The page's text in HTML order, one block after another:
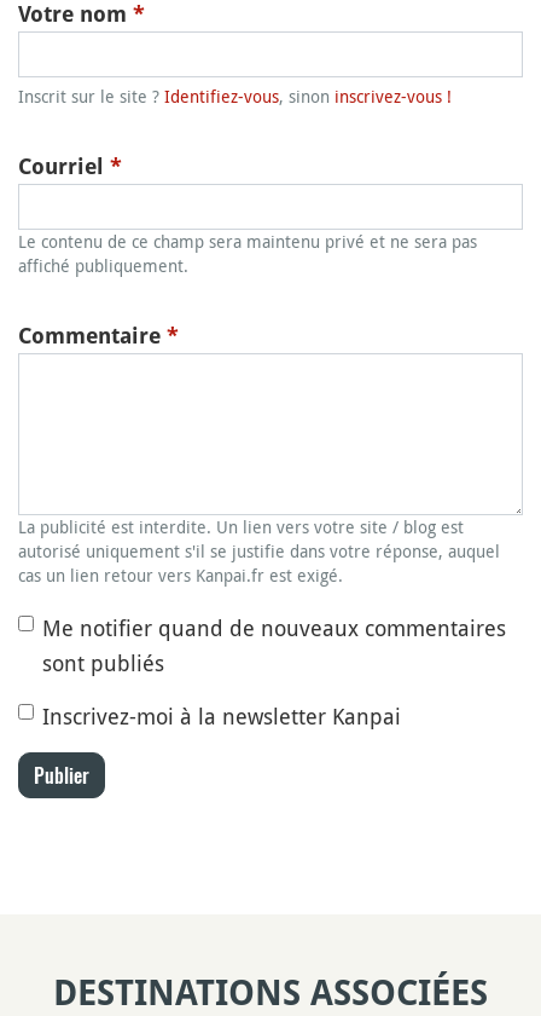
Votre nom *
Inscrit sur le site ? Identifiez-vous, sinon inscrivez-vous !
Courriel *
Le contenu de ce champ sera maintenu privé et ne sera pas
affiché publiquement.
Commentaire *
La publicité est interdite. Un lien vers votre site / blog est
autorisé uniquement s'il se justifie dans votre réponse, auquel
cas un lien retour vers Kanpai.fr est exigé.
Me notifier quand de nouveaux commentaires
sont publiés
Inscrivez-moi à la newsletter Kanpai
Publier
DESTINATIONS ASSOCIÉES